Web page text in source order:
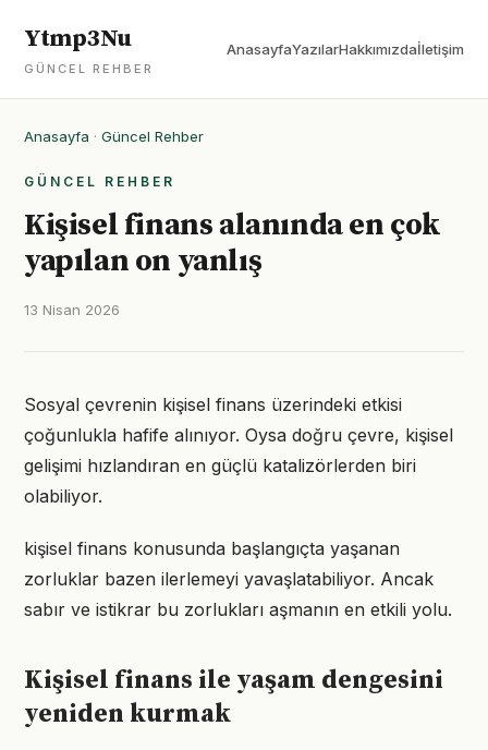
Ytmp3Nu
GÜNCEL REHBER
AnasayfaYazılarHakkımızdaİletişim
Anasayfa · Güncel Rehber
GÜNCEL REHBER
Kişisel finans alanında en çok
yapılan on yanlış
13 Nisan 2026
Sosyal çevrenin kişisel finans üzerindeki etkisi
çoğunlukla hafife alınıyor. Oysa doğru çevre, kişisel
gelişimi hızlandıran en güçlü katalizörlerden biri
olabiliyor.
kişisel finans konusunda başlangıçta yaşanan
zorluklar bazen ilerlemeyi yavaşlatabiliyor. Ancak
sabır ve istikrar bu zorlukları aşmanın en etkili yolu.
Kişisel finans ile yaşam dengesini
yeniden kurmak